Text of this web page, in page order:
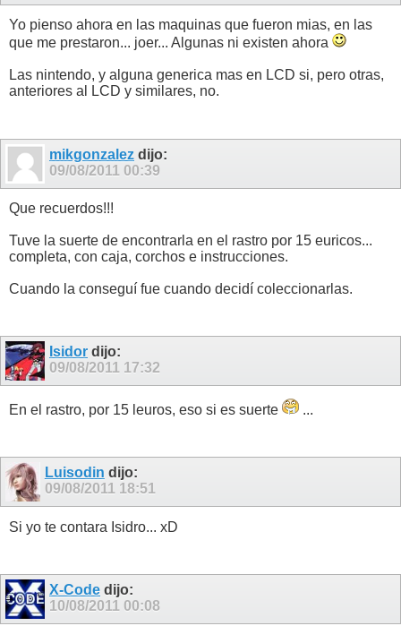
Yo pienso ahora en las maquinas que fueron mias, en las
que me prestaron... joer... Algunas ni existen ahora
Las nintendo, y alguna generica mas en LCD si, pero otras,
anteriores al LCD y similares, no.
mikgonzalez dijo:
09/08/2011 00:39
Que recuerdos!!!
Tuve la suerte de encontrarla en el rastro por 15 euricos...
completa, con caja, corchos e instrucciones.
Cuando la conseguí fue cuando decidí coleccionarlas.
Isidor dijo:
09/08/2011 17:32
En el rastro, por 15 leuros, eso si es suerte ...
Luisodin dijo:
09/08/2011 18:51
Si yo te contara Isidro... xD
X-Code dijo:
10/08/2011 00:08